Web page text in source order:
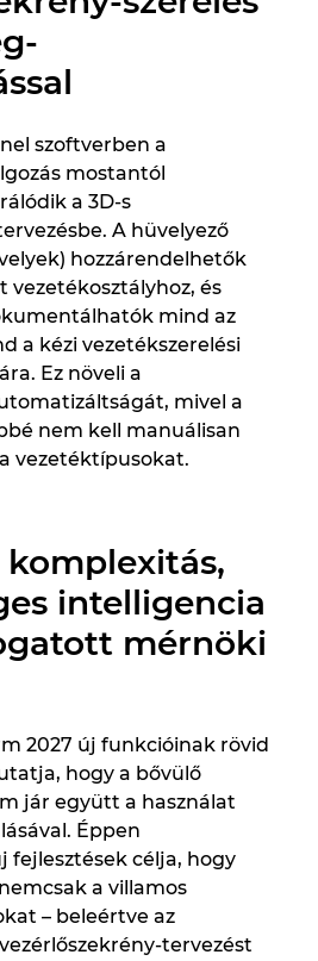
szoftverben a
mostantól
a 3D-s
A hüvelyező
hozzárendelhetők
és
mind az
a kézi vezetékszerelési
Ez növeli a
mivel a
nem kell manuálisan
vezetéktípusokat.
komplexitás,
intelligencia
mérnöki
2027 új funkcióinak rövid
hogy a bővülő
jár együtt a használat
Éppen
fejlesztések célja, hogy
a villamos
– beleértve az
tervezést